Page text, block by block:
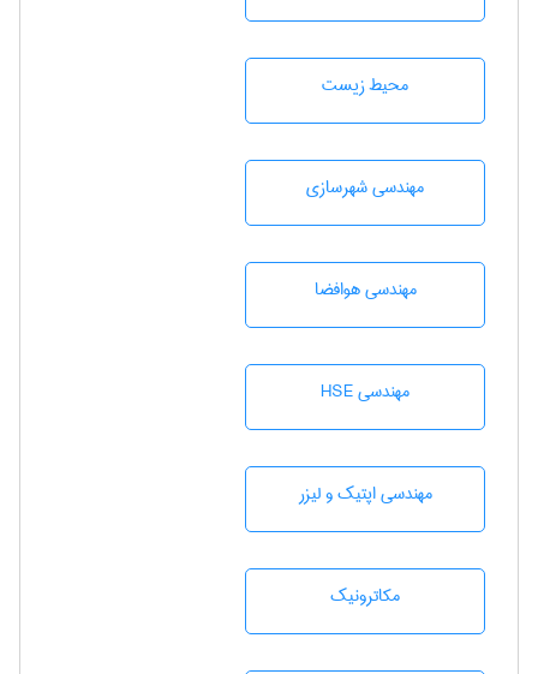
محيط زيست
مهندسی شهرسازی
مهندسی هوافضا
مهندسی HSE
مهندسی اپتیک و لیزر
مکاترونیک